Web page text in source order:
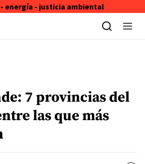
energía - justicia ambiental
7 provincias del
las que más